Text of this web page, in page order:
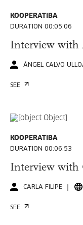
KOOPERATIBA
DURATION 00:05:06
Interview with
ÁNGEL CALVO
SEE
KOOPERATIBA
DURATION 00:06:53
Interview with
CARLA FILIPE
SEE